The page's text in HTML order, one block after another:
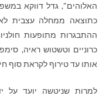
האלוהים", גדל דווקא
כתוצאה ממחלה עצבית
ההתבגרות מתופעות
כרוניים וטשטוש ראיה,
אותו עד טירוף לקראת סוף
למרות שניטשה יועד על